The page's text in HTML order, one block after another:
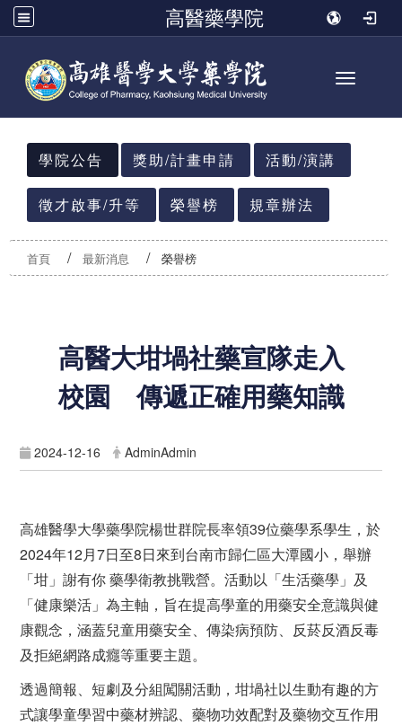
高醫藥學院
Toggle
:::
學院公告
獎助/計畫申請 活動/演講
徵才啟事/升等 榮譽榜 規章辦法
首頁 最新消息 榮譽榜
高醫大坩堝社藥宣隊走入
校園 傳遞正確用藥知識
2024-12-16 AdminAdmin
高雄醫學大學藥學院楊世群院長率領39位藥學系學生，於
2024年12月7日至8日來到台南市歸仁區大潭國小，舉辦
「坩」謝有你 藥學衛教挑戰營。活動以「生活藥學」及
「健康樂活」為主軸，旨在提高學童的用藥安全意識與健
康觀念，涵蓋兒童用藥安全、傳染病預防、反菸反酒反毒
及拒絕網路成癮等重要主題。
透過簡報、短劇及分組闖關活動，坩堝社以生動有趣的方
式讓學童學習中藥材辨認、藥物功效配對及藥物交互作用